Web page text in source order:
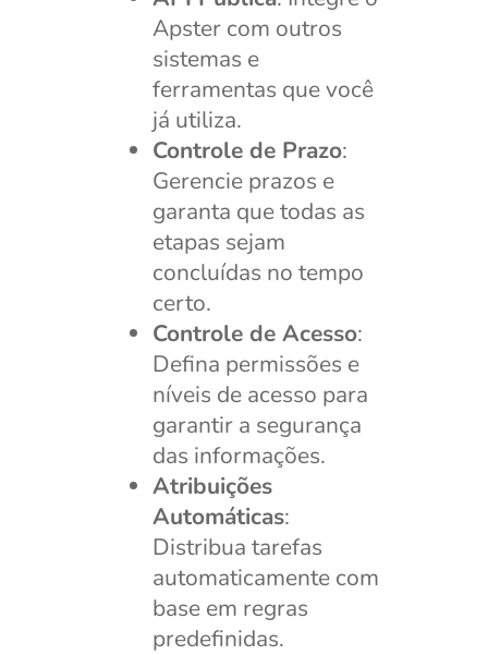
Apster com outros
sistemas e
ferramentas que você
já utiliza.
Controle de Prazo:
Gerencie prazos e
garanta que todas as
etapas sejam
concluídas no tempo
certo.
Controle de Acesso:
Defina permissões e
níveis de acesso para
garantir a segurança
das informações.
Atribuições
Automáticas:
Distribua tarefas
automaticamente com
base em regras
predefinidas.